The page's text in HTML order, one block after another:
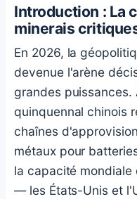
Introduction : La
minerais
En 2026, la
devenue l'arène
grandes puissances.
quinquennal chinois
chaînes
métaux pour
la capacité
— les États-Unis et